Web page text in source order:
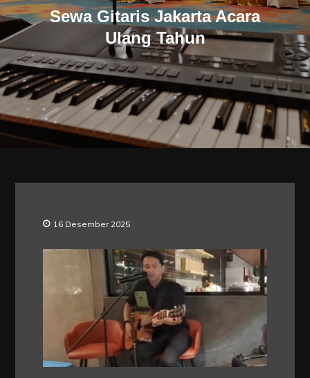
Sewa Gitaris Jakarta Acara
Ulang Tahun
16 Desember 2025